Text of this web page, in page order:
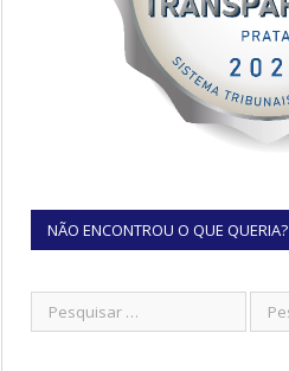
NÃO ENCONTROU O QUE QUERIA?